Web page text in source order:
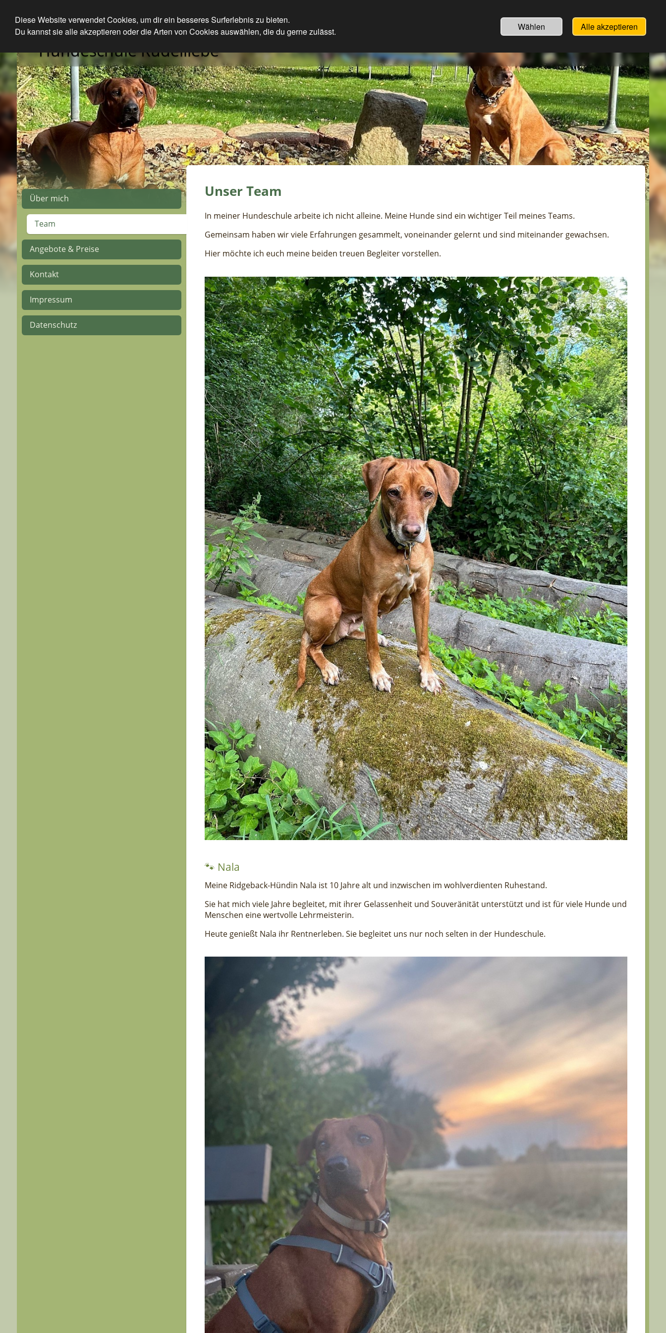
Hundeschule Rudelliebe
Über mich
Team
Angebote & Preise
Kontakt
Impressum
Datenschutz
Unser Team
In meiner Hundeschule arbeite ich nicht alleine. Meine Hunde sind ein wichtiger Teil meines Teams.
Gemeinsam haben wir viele Erfahrungen gesammelt, voneinander gelernt und sind miteinander gewachsen.
Hier möchte ich euch meine beiden treuen Begleiter vorstellen.
🐾 Nala
Meine Ridgeback-Hündin Nala ist 10 Jahre alt und inzwischen im wohlverdienten Ruhestand.
Sie hat mich viele Jahre begleitet, mit ihrer Gelassenheit und Souveränität unterstützt und ist für viele Hunde und
Menschen eine wertvolle Lehrmeisterin.
Heute genießt Nala ihr Rentnerleben. Sie begleitet uns nur noch selten in der Hundeschule.
Diese Website verwendet Cookies, um dir ein besseres Surferlebnis zu bieten.
Du kannst sie alle akzeptieren oder die Arten von Cookies auswählen, die du gerne zulässt.
Wählen Alle akzeptieren